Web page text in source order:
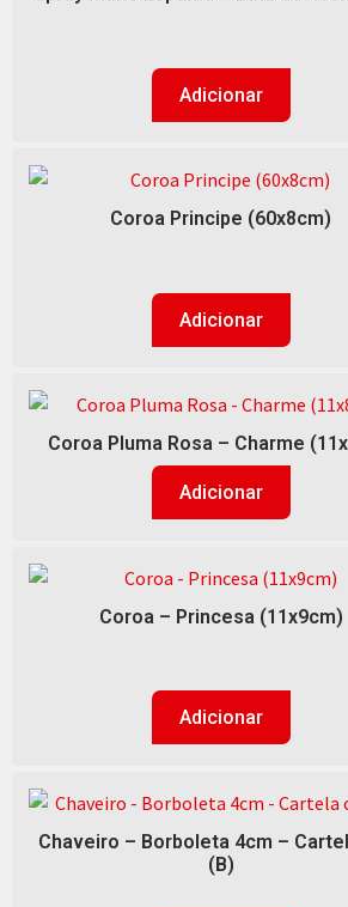
Adicionar
Coroa Principe (60x8cm)
Adicionar
Coroa Pluma Rosa – Charme
Adicionar
Coroa – Princesa (11x9cm)
Adicionar
Chaveiro – Borboleta 4cm –
(B)